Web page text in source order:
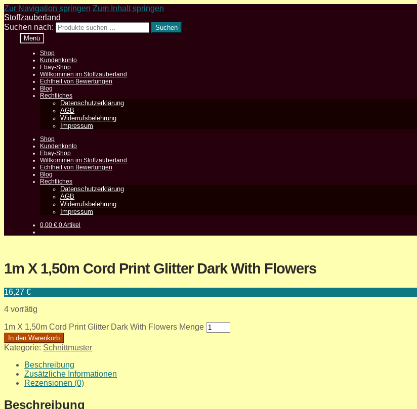
Zur Navigation springen Zum Inhalt springen
Stoffzauberland
Suchen nach:
Suchen
Menü
Shop
Kundenkonto
Ebay-Shop
Willkommen im Stoffzauberland
Echtheit von Bewertungen
Blog
Rechtliches
Datenschutzerklärung
AGB
Widerrufsbelehrung
Impressum
Shop
Kundenkonto
Ebay-Shop
Willkommen im Stoffzauberland
Echtheit von Bewertungen
Blog
Rechtliches
Datenschutzerklärung
AGB
Widerrufsbelehrung
Impressum
0,00€ 0 Artikel
1m X 1,50m Cord Print Glitter Dark With Flowers
16,27 €
4 vorrätig
1m X 1,50m Cord Print Glitter Dark With Flowers Menge
In den Warenkorb
Kategorie: Schnittmuster
Beschreibung
Zusätzliche Informationen
Rezensionen (0)
Beschreibung